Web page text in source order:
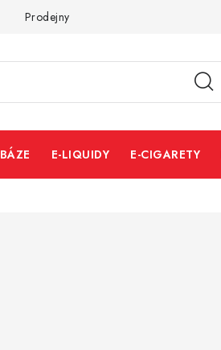
Prodejny
BÁZE E-LIQUIDY E-CIGARETY